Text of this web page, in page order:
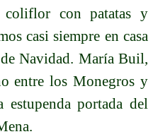
con patatas y
casi siempre en casa
Navidad. María Buil,
entre los Monegros y
portada del